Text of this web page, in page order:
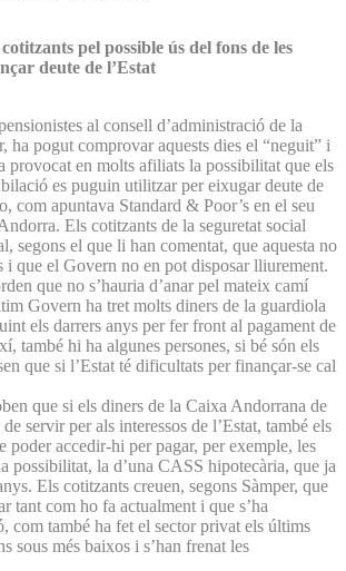
pel possible ús del fons de les
deute de l’Estat
al consell d’administració de la
ha pogut comprovar aquests dies el “neguit” i
provocat en molts afiliats la possibilitat que els
es puguin utilitzar per eixugar deute de
com apuntava Standard & Poor’s en el seu
Els cotitzants de la seguretat social
segons el que li han comentat, que aquesta no
i que el Govern no en pot disposar lliurement.
que no s’hauria d’anar pel mateix camí
Govern ha tret molts diners de la guardiola
els darrers anys per fer front al pagament de
també hi ha algunes persones, si bé són els
que si l’Estat té dificultats per finançar-se cal
que si els diners de la Caixa Andorrana de
servir per als interessos de l’Estat, també els
poder accedir-hi per pagar, per exemple, les
possibilitat, la d’una CASS hipotecària, que ja
Els cotitzants creuen, segons Sàmper, que
tant com ho fa actualment i que s’ha
com també ha fet el sector privat els últims
sous més baixos i s’han frenat les